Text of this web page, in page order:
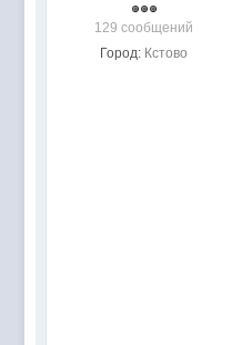
129 сообщений
Город: Кстово